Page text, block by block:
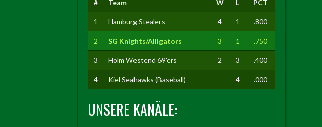
# Team W L PCT
1 Hamburg Stealers 4 1 .800
2 SG Knights/Alligators 3 1 .750
3 Holm Westend 69'ers 2 3 .400
4 Kiel Seahawks (Baseball) - 4 .000
UNSERE KANÄLE: